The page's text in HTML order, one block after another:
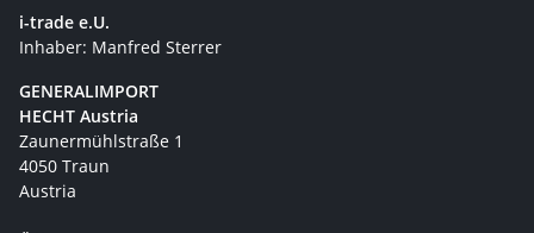
i-trade e.U.
Inhaber: Manfred Sterrer
GENERALIMPORT
HECHT Austria
Zaunermühlstraße 1
4050 Traun
Austria